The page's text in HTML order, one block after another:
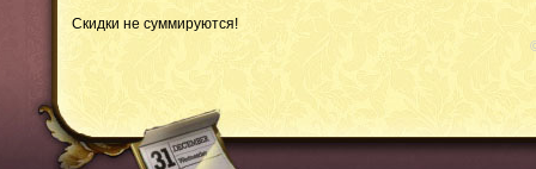
Скидки не суммируются!